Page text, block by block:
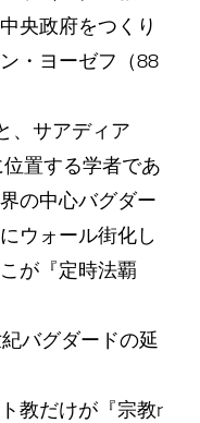
央政府をつくり
・ヨーゼフ（88
、サアディア
置する学者であ
の中心バグダー
ウォール街化し
が『定時法覇
バグダードの延
教だけが『宗教r